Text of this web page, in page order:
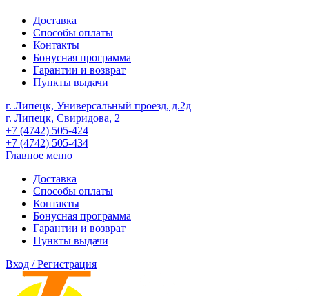
Доставка
Способы оплаты
Контакты
Бонусная программа
Гарантии и возврат
Пункты выдачи
г. Липецк, Универсальный проезд, д.2д
г. Липецк, Свиридова, 2
+7 (4742) 505-424
+7 (4742) 505-434
Главное меню
Доставка
Способы оплаты
Контакты
Бонусная программа
Гарантии и возврат
Пункты выдачи
Вход / Регистрация